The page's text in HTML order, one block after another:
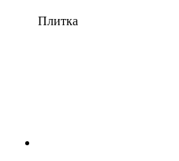
Плитка